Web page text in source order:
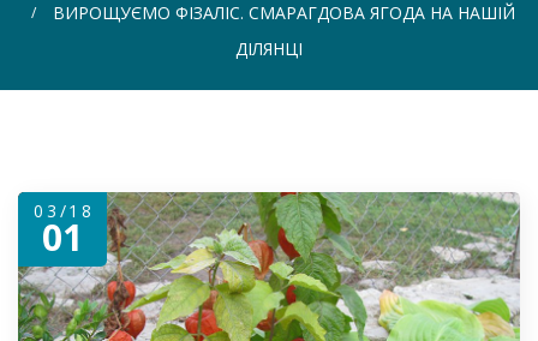
ВИРОЩУЄМО ФІЗАЛІС. СМАРАГДОВА ЯГОДА НА НАШІЙ
ДІЛЯНЦІ
03/18
01